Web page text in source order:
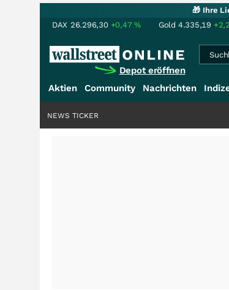
🎁 Ihre
DAX 26.296,30 +0,47% Gold 4.335,19
Depot eröffnen
Aktien Community Nachrichten
NEWS TICKER